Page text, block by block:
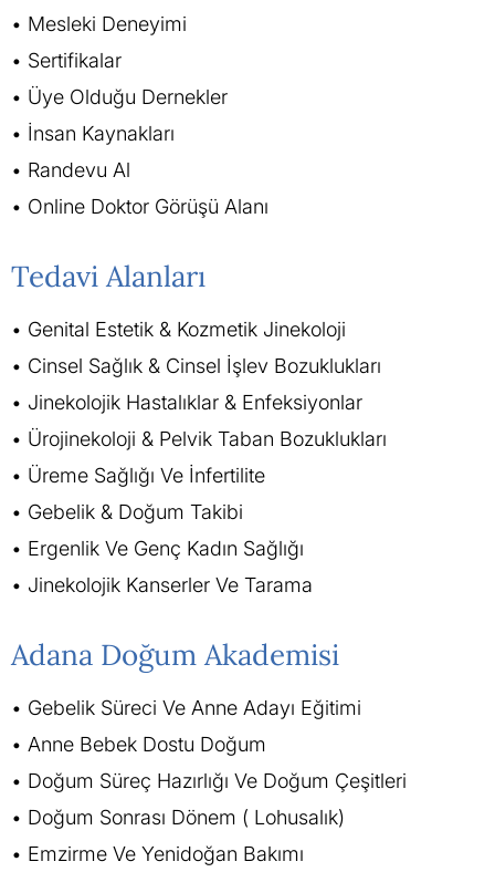
Mesleki Deneyimi
Sertifikalar
Üye Olduğu Dernekler
İnsan Kaynakları
Randevu Al
Online Doktor Görüşü Alanı
Tedavi Alanları
Genital Estetik & Kozmetik Jinekoloji
Cinsel Sağlık & Cinsel İşlev Bozuklukları
Jinekolojik Hastalıklar & Enfeksiyonlar
Ürojinekoloji & Pelvik Taban Bozuklukları
Üreme Sağlığı Ve İnfertilite
Gebelik & Doğum Takibi
Ergenlik Ve Genç Kadın Sağlığı
Jinekolojik Kanserler Ve Tarama
Adana Doğum Akademisi
Gebelik Süreci Ve Anne Adayı Eğitimi
Anne Bebek Dostu Doğum
Doğum Süreç Hazırlığı Ve Doğum Çeşitleri
Doğum Sonrası Dönem ( Lohusalık)
Emzirme Ve Yenidoğan Bakımı